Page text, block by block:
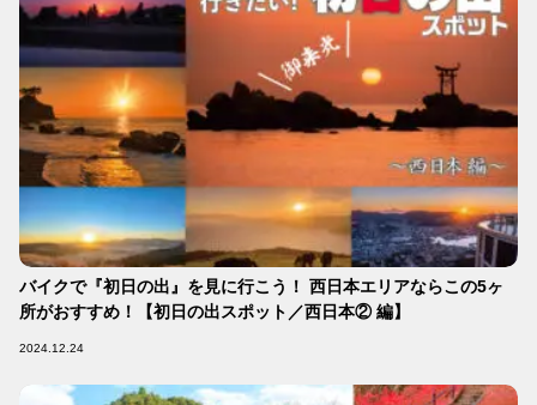
バイクで『初日の出』を見に行こう！ 西日本エリアならこの5ヶ
所がおすすめ！【初日の出スポット／西日本② 編】
2024.12.24